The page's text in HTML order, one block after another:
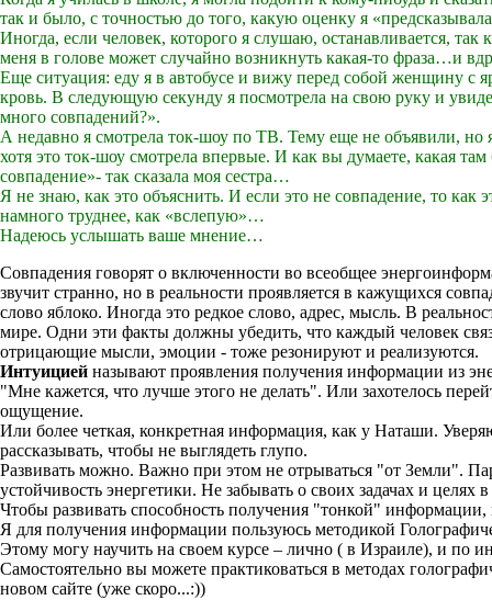
так и было, с точностью до того, какую оценку я
Иногда, если человек, которого я слушаю, останавливается,
меня в голове может случайно возникнуть какая-то фраза…и
Еще ситуация: еду я в автобусе и вижу перед собой женщину с
кровь. В следующую секунду я посмотрела на свою руку и
много совпадений?».
А недавно я смотрела ток-шоу по ТВ. Тему еще не объявили, но
хотя это ток-шоу смотрела впервые. И как вы думаете, какая
совпадение»- так сказала моя сестра…
Я не знаю, как это объяснить. И если это не совпадение, то как
намного труднее, как «вслепую»…
Надеюсь услышать ваше мнение…
Совпадения говорят о включенности во всеобщее
звучит странно, но в реальности проявляется в кажущихся
слово яблоко. Иногда это редкое слово, адрес, мысль. В
мире. Одни эти факты должны убедить, что каждый человек
отрицающие мысли, эмоции - тоже резонируют и реализуются.
Интуицией называют проявления получения информации из
"Мне кажется, что лучше этого не делать". Или захотелось
ощущение.
Или более четкая, конкретная информация, как у Наташи.
рассказывать, чтобы не выглядеть глупо.
Развивать можно. Важно при этом не отрываться "от Земли".
устойчивость энергетики. Не забывать о своих задачах и целях
Чтобы развивать способность получения "тонкой"
Я для получения информации пользуюсь методикой
Этому могу научить на своем курсе – лично ( в Израиле), и по
Самостоятельно вы можете практиковаться в методах
новом сайте (уже скоро...:))